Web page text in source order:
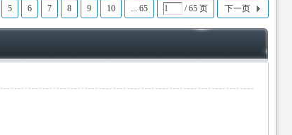
5 6 7 8 9 10 ... 65 / 65 页 下一页